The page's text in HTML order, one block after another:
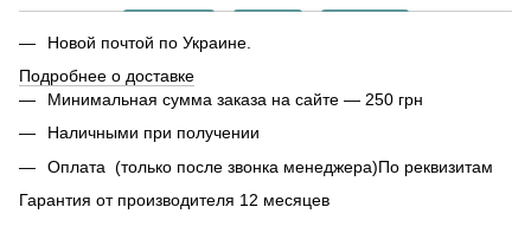
Новой почтой по Украине.
Подробнее о доставке
Минимальная сумма заказа на сайте — 250 грн
Наличными при получении
Оплата (только после звонка менеджера)По реквизитам
Гарантия от производителя 12 месяцев